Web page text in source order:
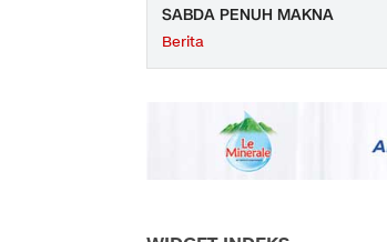
SABDA PENUH MAKNA
Berita